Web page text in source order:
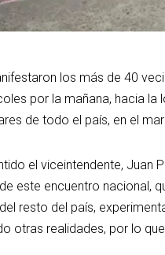
los más de 40
por la mañana, hacia
de todo el país, en el
el viceintendente, Juan
este encuentro nacional,
resto del país,
otras realidades, por lo